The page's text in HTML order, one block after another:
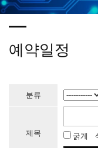
예약일정
분류
제목
굵게